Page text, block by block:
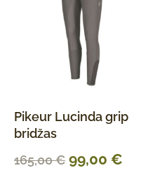
Pikeur Lucinda grip
bridžas
165,00€ 99,00 €